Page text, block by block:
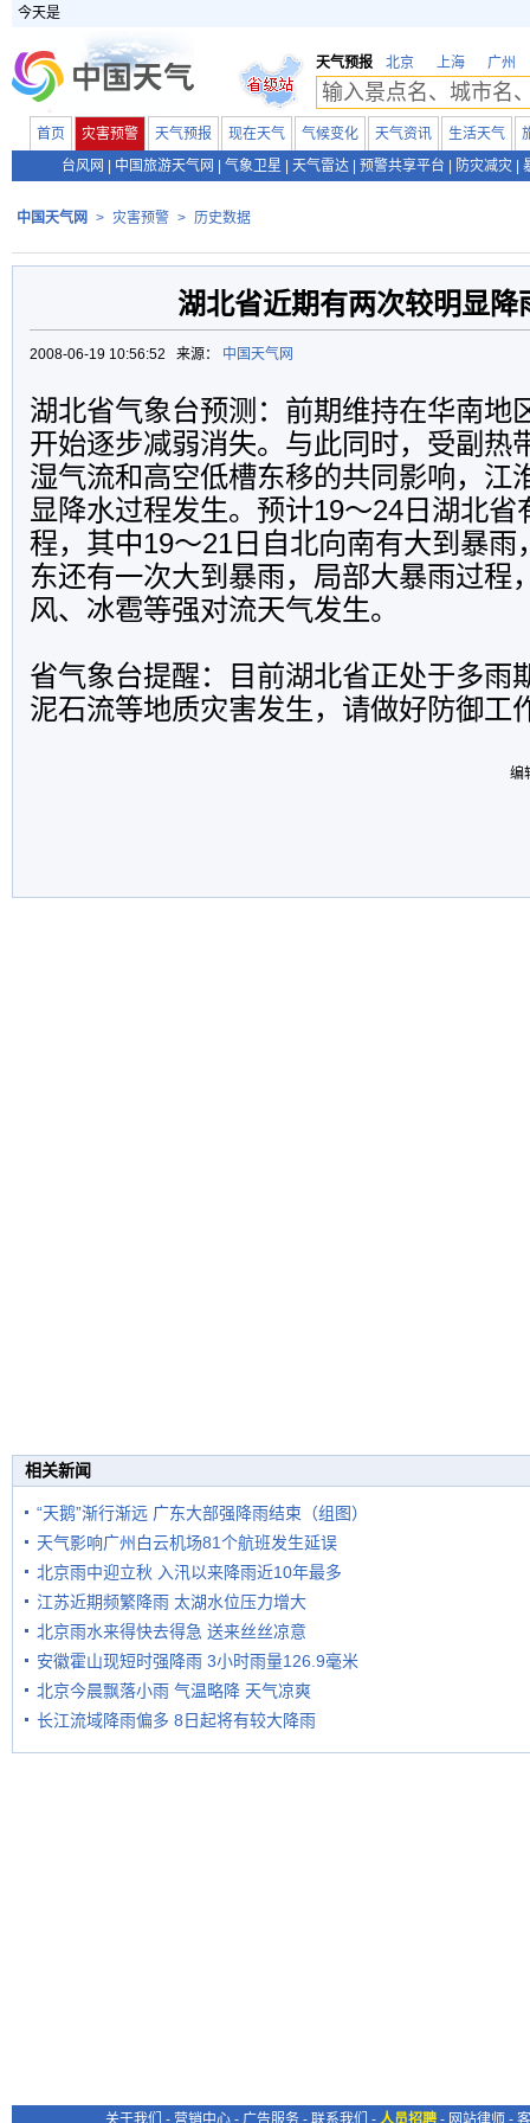
今天是
天气预报 北京 上海 广州
首页 灾害预警 天气预报 现在天气 气候变化 天气资讯 生活天气
台风网
中国旅游天气网 气象卫星 天气雷达 预警共享平台 防灾减灾
中国天气网 > 灾害预警 > 历史数据
湖北省近期有两次较明显降
2008-06-19 10:56:52 来源： 中国天气网
湖北省气象台预测：前期维持在华南地
开始逐步减弱消失。与此同时，受副热
湿气流和高空低槽东移的共同影响，江
显降水过程发生。预计19～24日湖北省
程，其中19～21日自北向南有大到暴雨
东还有一次大到暴雨，局部大暴雨过程
风、冰雹等强对流天气发生。
省气象台提醒：目前湖北省正处于多雨
泥石流等地质灾害发生，请做好防御工
编
相关新闻
“天鹅”渐行渐远 广东大部强降雨结束（组图）
天气影响广州白云机场81个航班发生延误
北京雨中迎立秋 入汛以来降雨近10年最多
江苏近期频繁降雨 太湖水位压力增大
北京雨水来得快去得急 送来丝丝凉意
安徽霍山现短时强降雨 3小时雨量126.9毫米
北京今晨飘落小雨 气温略降 天气凉爽
长江流域降雨偏多 8日起将有较大降雨
关于我们 - 营销中心 - 广告服务 - 联系我们 - 人员招聘 - 网站律师 -